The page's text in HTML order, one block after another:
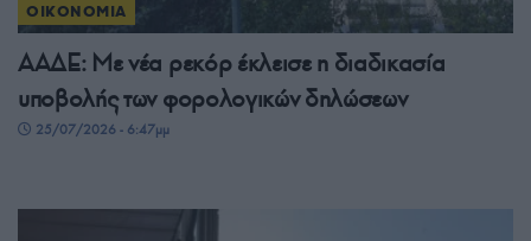
ΟΙΚΟΝΟΜΙΑ
ΑΑΔΕ: Με νέα ρεκόρ έκλεισε η διαδικασία
υποβολής των φορολογικών δηλώσεων
25/07/2026 - 6:47μμ